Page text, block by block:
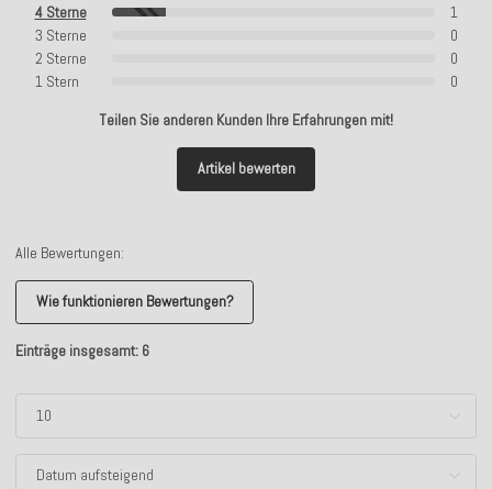
4 Sterne
1
3 Sterne
0
2 Sterne
0
1 Stern
0
Teilen Sie anderen Kunden Ihre Erfahrungen mit!
Artikel bewerten
Alle Bewertungen:
Wie funktionieren Bewertungen?
Einträge insgesamt: 6